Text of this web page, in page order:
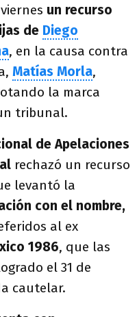
un recurso
de Diego
, en la causa contra
Matías Morla,
la marca
tribunal.
de Apelaciones
rechazó un recurso
levantó la
con el nombre,
al ex
1986, que las
el 31 de
cautelar.